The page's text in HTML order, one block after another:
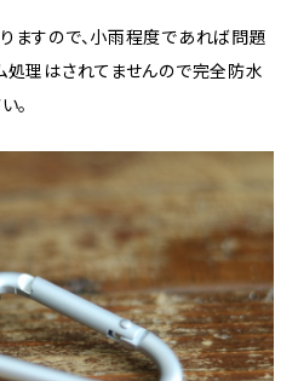
ますので、小雨程度であれば問題
処理はされてませんので完全防水
。